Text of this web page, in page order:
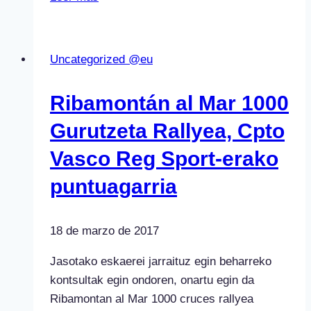
Uncategorized @eu
Ribamontán al Mar 1000
Gurutzeta Rallyea, Cpto
Vasco Reg Sport-erako
puntuagarria
18 de marzo de 2017
Jasotako eskaerei jarraituz egin beharreko
kontsultak egin ondoren, onartu egin da
Ribamontan al Mar 1000 cruces rallyea